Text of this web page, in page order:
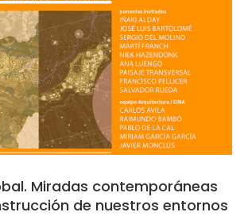
Miradas contemporáneas
de nuestros entornos